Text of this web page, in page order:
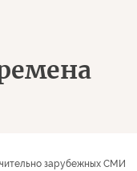
зарубежных СМИ